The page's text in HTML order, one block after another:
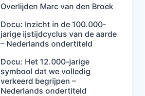
Overlijden Marc van den Broek
Docu: Inzicht in de 100.000-
jarige ijstijdcyclus van de aarde
– Nederlands ondertiteld
Docu: Het 12.000-jarige
symbool dat we volledig
verkeerd begrijpen –
Nederlands ondertiteld